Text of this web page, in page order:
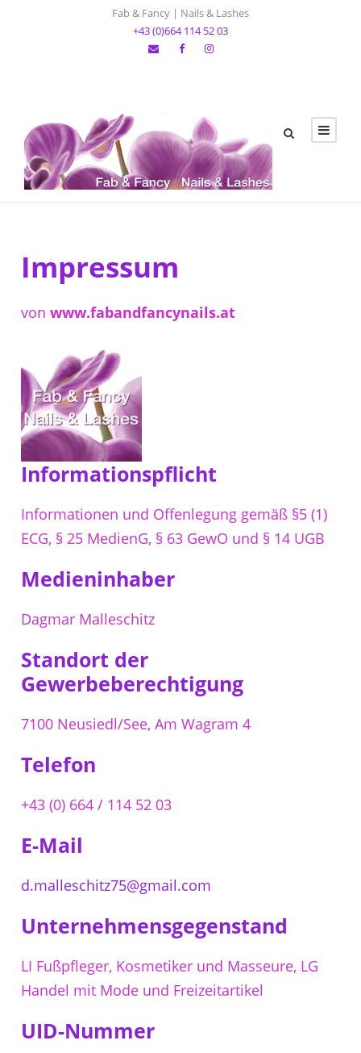
Fab & Fancy | Nails & Lashes
+43 (0)664 114 52 03
Impressum
von www.fabandfancynails.at
Informationspflicht
Informationen und Offenlegung gemäß §5 (1)
ECG, § 25 MedienG, § 63 GewO und § 14 UGB
Medieninhaber
Dagmar Malleschitz
Standort der
Gewerbeberechtigung
7100 Neusiedl/See, Am Wagram 4
Telefon
+43 (0) 664 / 114 52 03
E-Mail
d.malleschitz75@gmail.com
Unternehmensgegenstand
LI Fußpfleger, Kosmetiker und Masseure, LG
Handel mit Mode und Freizeitartikel
UID-Nummer